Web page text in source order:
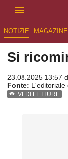
NOTIZIE MAGAZINE
Si
23.08.2025 13:57
Fonte: L'editoriale
VEDI LETTURE